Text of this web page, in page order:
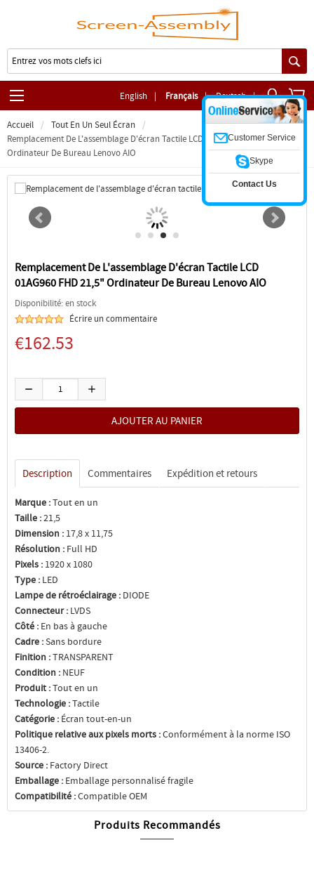
English | Français | Deutsch |
Accueil
Tout En Un Seul Écran
Remplacement De L'assemblage D'écran Tactile LCD 01AG960 FHD 21,5"
Ordinateur De Bureau Lenovo AIO
Remplacement De L'assemblage D'écran Tactile LCD
01AG960 FHD 21,5" Ordinateur De Bureau Lenovo AIO
Disponibilité: en stock
Écrire un commentaire
€162.53
Description Commentaires Expédition et retours
Marque :Tout en un
Taille :21,5
Dimension : 17,8 x 11,75
Résolution : Full HD
Pixels : 1920 x 1080
Type : LED
Lampe de rétroéclairage : DIODE
Connecteur : LVDS
Côté : En bas à gauche
Cadre :Sans bordure
Finition :TRANSPARENT
Condition : NEUF
Produit :Tout en un
Technologie :Tactile
Catégorie : Écran tout-en-un
Politique relative aux pixels morts :Conformément à la norme ISO
13406-2.
Source : Factory Direct
Emballage : Emballage personnalisé fragile
Compatibilité :Compatible OEM
Produits Recommandés
Customer Service
Skype
Contact Us